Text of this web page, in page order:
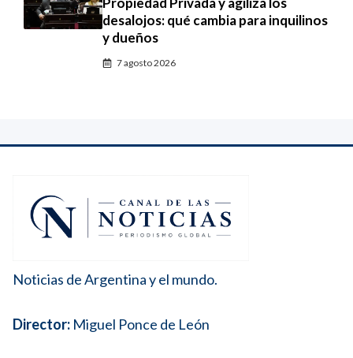
desalojos: qué cambia para inquilinos
y dueños
7 agosto 2026
Noticias de Argentina y el mundo.
Director: Miguel Ponce de León